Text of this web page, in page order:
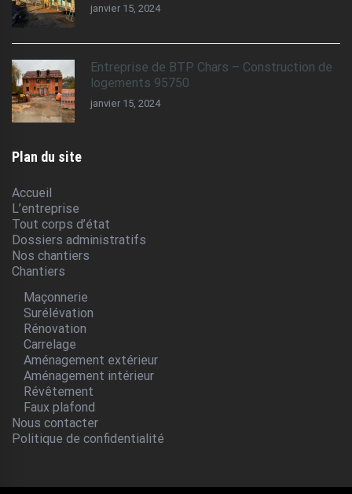
janvier 15, 2024
Entreprise de BTP Chars – Construction de
logements 95750
janvier 15, 2024
Plan du site
Accueil
L’entreprise
Tout corps d’état
Dossiers administratifs
Nos chantiers
Chantiers
Maçonnerie
Surélévation
Rénovation
Carrelage
Aménagement extérieur
Aménagement intérieur
Révêtement
Faux plafond
Nous contacter
Politique de confidentialité